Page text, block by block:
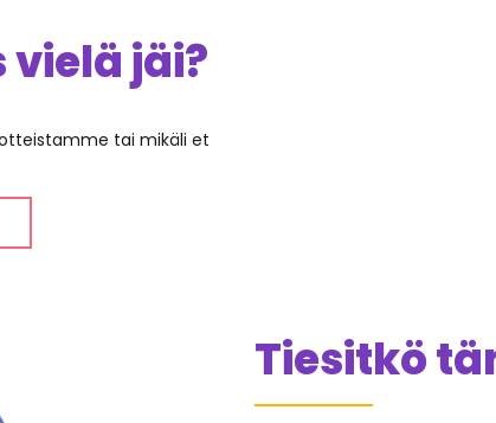
jäi?
tai mikäli et
Tiesitkö